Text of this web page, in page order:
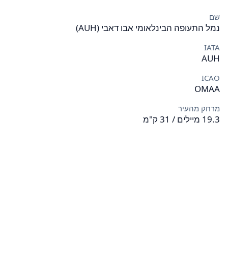
שם
נמל התעופה הבינלאומי אבו דאבי (AUH)
IATA
AUH
ICAO
OMAA
מרחק מהעיר
19.3 מיילים / 31 ק"מ